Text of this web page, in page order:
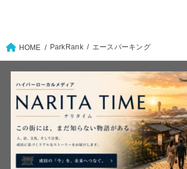
HOME ParkRank エースパーキング